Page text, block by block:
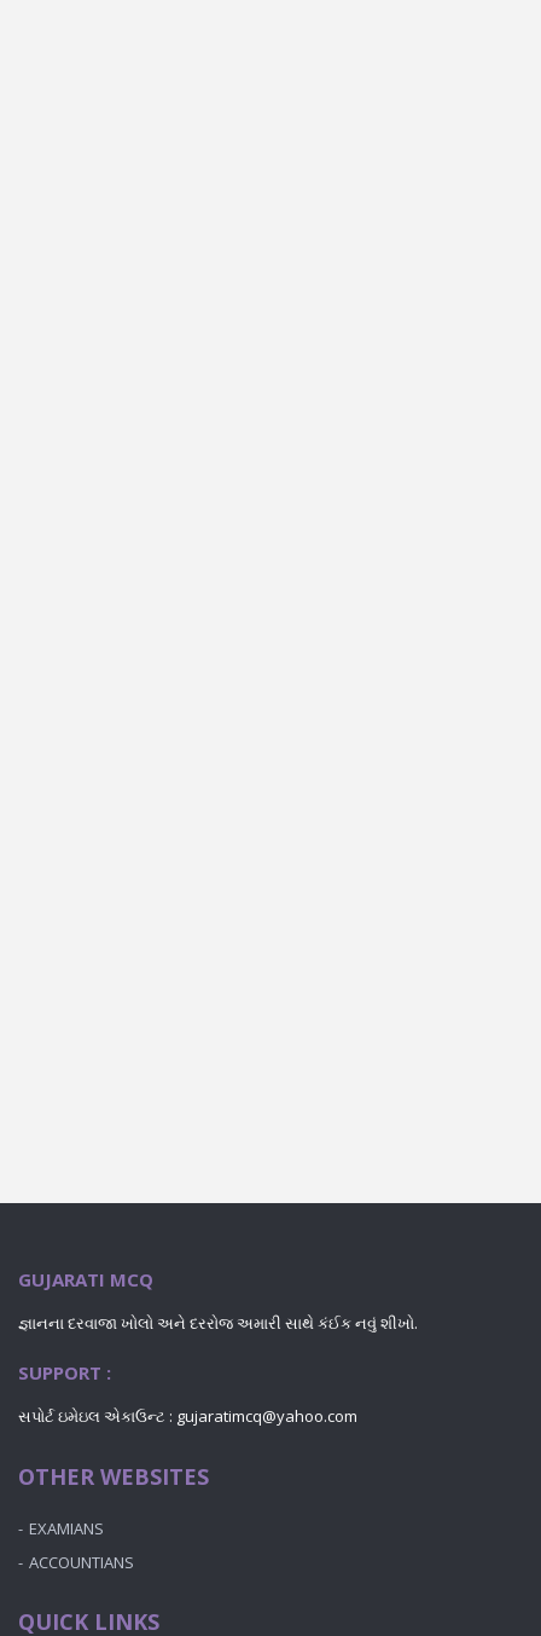
GUJARATI MCQ
જ્ઞાનના દરવાજા ખોલો અને દરરોજ અમારી સાથે કંઈક નવું શીખો.
SUPPORT :
સપોર્ટ ઇમેઇલ એકાઉન્ટ : gujaratimcq@yahoo.com
OTHER WEBSITES
EXAMIANS
ACCOUNTIANS
QUICK LINKS